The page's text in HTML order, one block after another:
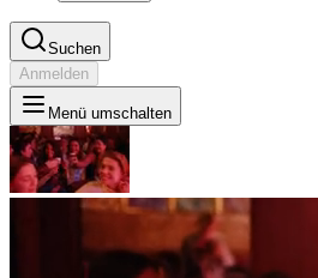
Suchen
Anmelden
Menü umschalten